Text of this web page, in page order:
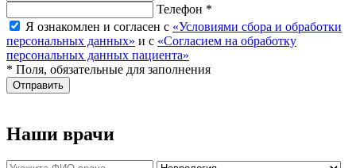
Телефон *
Я ознакомлен и согласен с «Условиями сбора и обработки
персональных данных» и с «Согласием на обработку
персональных данных пациента»
* Поля, обязательные для заполнения
Отправить
Наши врачи